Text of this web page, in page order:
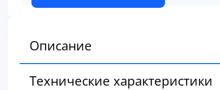
Описание
Технические характеристики